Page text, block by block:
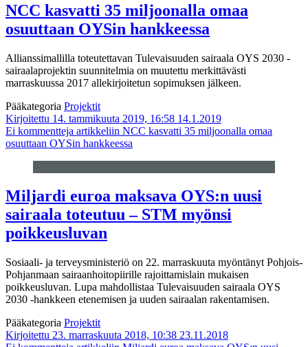
NCC kasvatti 35 miljoonalla omaa
osuuttaan OYSin hankkeessa
Allianssimallilla toteutettavan Tulevaisuuden sairaala OYS 2030 -
sairaalaprojektin suunnitelmia on muutettu merkittävästi
marraskuussa 2017 allekirjoitetun sopimuksen jälkeen.
Pääkategoria Projektit
Kirjoitettu 14. tammikuuta 2019, 16:58 14.1.2019
Ei kommentteja artikkeliin NCC kasvatti 35 miljoonalla omaa
osuuttaan OYSin hankkeessa
Miljardi euroa maksava OYS:n uusi
sairaala toteutuu – STM myönsi
poikkeusluvan
Sosiaali- ja terveysministeriö on 22. marraskuuta myöntänyt Pohjois-
Pohjanmaan sairaanhoitopiirille rajoittamislain mukaisen
poikkeusluvan. Lupa mahdollistaa Tulevaisuuden sairaala OYS
2030 -hankkeen etenemisen ja uuden sairaalan rakentamisen.
Pääkategoria Projektit
Kirjoitettu 23. marraskuuta 2018, 10:38 23.11.2018